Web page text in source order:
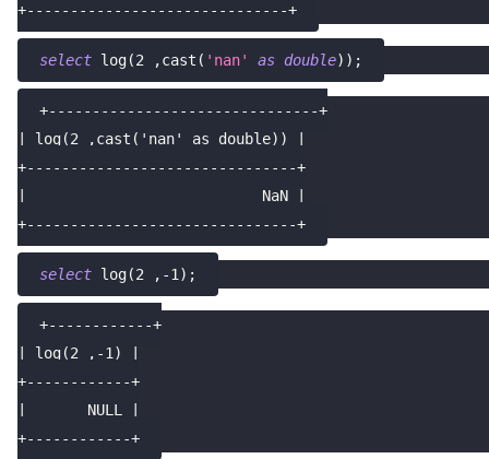
+------------------------------+
select log(2 ,cast ( 'nan' as double) ) ;
+-------------------------------+
| log(2 ,cast('nan' as double)) |
+-------------------------------+
|                           NaN |
+-------------------------------+
select log(2 , -1 ) ;
+------------+
| log(2 ,-1) |
+------------+
|       NULL |
+------------+